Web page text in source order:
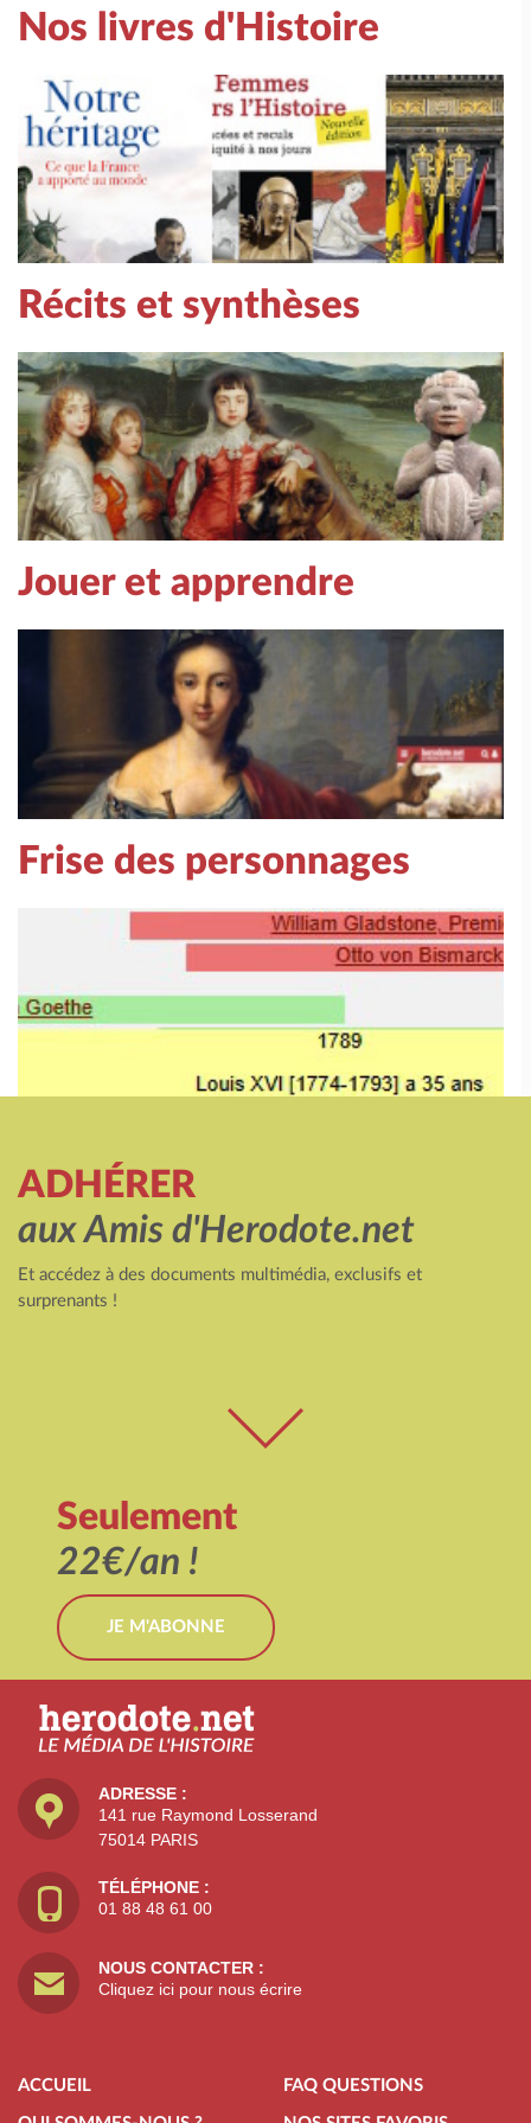
Nos livres d'Histoire
Récits et synthèses
Jouer et apprendre
Frise des personnages
ADHÉRER
aux Amis d'Herodote.net
Et accédez à des documents multimédia, exclusifs et
surprenants !
Seulement
22€/an !
JE M'ABONNE
ADRESSE :
141 rue Raymond Losserand
75014 PARIS
TÉLÉPHONE :
01 88 48 61 00
NOUS CONTACTER :
Cliquez ici pour nous écrire
ACCUEIL FAQ QUESTIONS